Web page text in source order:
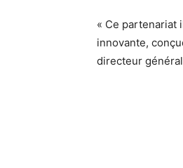
« Ce partenariat
innovante,
directeur